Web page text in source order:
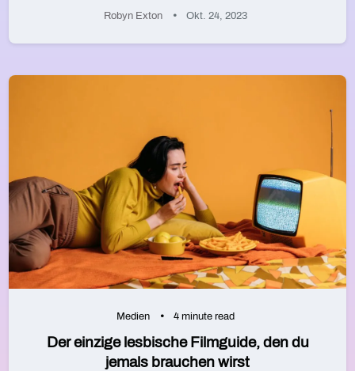
Robyn Exton Okt. 24, 2023
Medien 4 minute read
Der einzige lesbische Filmguide, den du
jemals brauchen wirst